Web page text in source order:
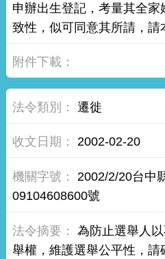
申辦出生登記，考量其全
致性，似可同意其所請，請
遷徙
2002-02-20
2002/2/20台中
09104608600號
為防止選舉人
舉權，維護選舉公平性，請